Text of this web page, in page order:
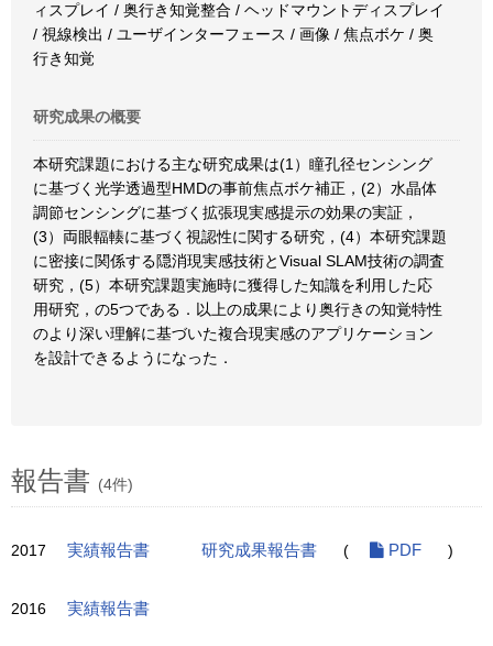
ィスプレイ / 奥行き知覚整合 / ヘッドマウントディスプレイ
/ 視線検出 / ユーザインターフェース / 画像 / 焦点ボケ / 奥
行き知覚
研究成果の概要
本研究課題における主な研究成果は(1）瞳孔径センシング
に基づく光学透過型HMDの事前焦点ボケ補正，(2）水晶体
調節センシングに基づく拡張現実感提示の効果の実証，
(3）両眼輻輳に基づく視認性に関する研究，(4）本研究課題
に密接に関係する隠消現実感技術とVisual SLAM技術の調査
研究，(5）本研究課題実施時に獲得した知識を利用した応
用研究，の5つである．以上の成果により奥行きの知覚特性
のより深い理解に基づいた複合現実感のアプリケーション
を設計できるようになった．
報告書 (4件)
2017 実績報告書 研究成果報告書 ( PDF )
2016 実績報告書